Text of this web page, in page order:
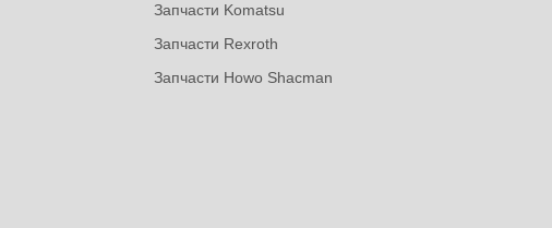
Запчасти Komatsu
Запчасти Rexroth
Запчасти Howo Shacman